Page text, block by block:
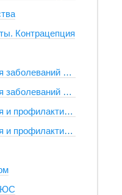
Контрацепция
Препараты для лечения заболеваний печени
Препараты для лечения заболеваний почек и мочевыводящих путей
Препараты для лечения и профилактики заболеваний ЖКТ
Препараты для лечения и профилактики заболеваний кожи